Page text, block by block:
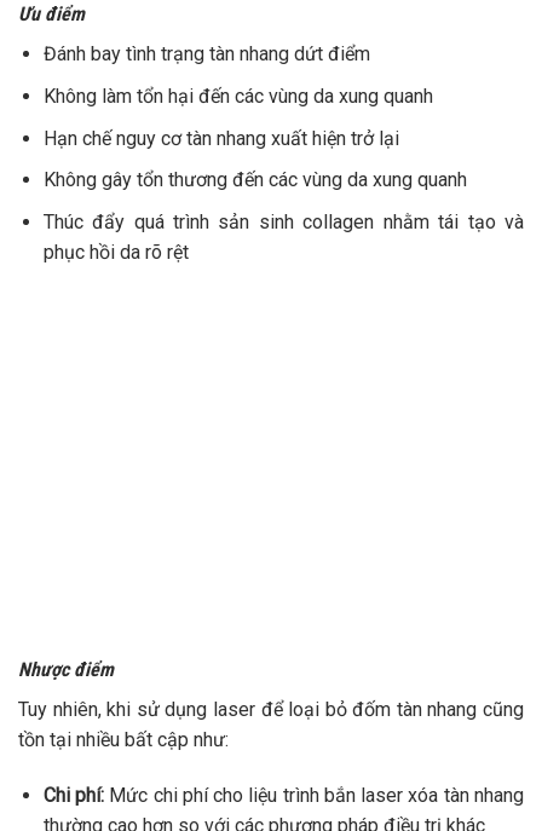
Ưu điểm
Đánh bay tình trạng tàn nhang dứt điểm
Không làm tổn hại đến các vùng da xung quanh
Hạn chế nguy cơ tàn nhang xuất hiện trở lại
Không gây tổn thương đến các vùng da xung quanh
Thúc đẩy quá trình sản sinh collagen nhằm tái tạo và
phục hồi da rõ rệt
Nhược điểm
Tuy nhiên, khi sử dụng laser để loại bỏ đốm tàn nhang cũng
tồn tại nhiều bất cập như:
Chi phí: Mức chi phí cho liệu trình bắn laser xóa tàn nhang
thường cao hơn so với các phương pháp điều trị khác